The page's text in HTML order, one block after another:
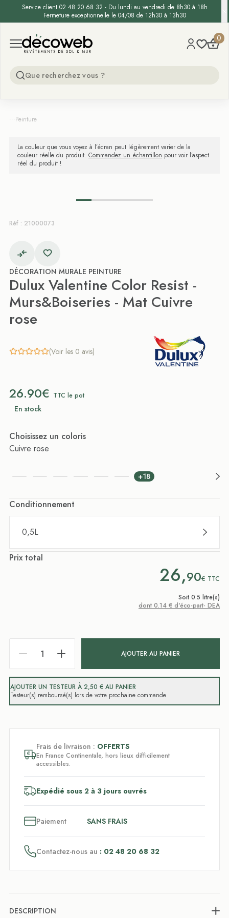
Service client 02 48 20 68 32 - Du lundi au vendredi de 8h30 à 18h
Fermeture exceptionnelle le 04/08 de 12h30 à 13h30
Open menu
Decoweb 0
...Peinture
La couleur que vous voyez à l’écran peut légèrement varier de la
couleur réelle du produit. Commandez un échantillon pour voir l’aspect
réel du produit !
Réf : 21000073
DÉCORATION MURALE PEINTURE
Dulux Valentine Color Resist -
Murs&Boiseries - Mat Cuivre
rose
(Voir les 0 avis)
26.90€ TTC le pot
En stock
Choisissez un coloris
Cuivre rose
+18
Conditionnement
0,5L
Prix total
26,90€ TTC
Soit 0.5 litre(s)
dont 0.14 € d'éco-part- DEA
AJOUTER AU PANIER
AJOUTER UN TESTEUR À 2,50 € AU PANIER
Testeur(s) remboursé(s) lors de votre prochaine commande
Frais de livraison : OFFERTS
En France Continentale, hors lieux difficilement
accessibles.
Expédié sous 2 à 3 jours ouvrés
Paiement SANS FRAIS
Contactez-nous au : 02 48 20 68 32
DESCRIPTION